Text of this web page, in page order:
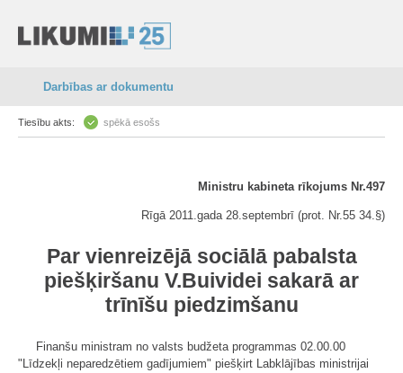
Darbības ar dokumentu
Tiesību akts: spēkā esošs
Ministru kabineta rīkojums Nr.497
Rīgā 2011.gada 28.septembrī (prot. Nr.55 34.§)
Par vienreizējā sociālā pabalsta
piešķiršanu V.Buividei sakarā ar
trīnīšu piedzimšanu
Finanšu ministram no valsts budžeta programmas 02.00.00
"Līdzekļi neparedzētiem gadījumiem" piešķirt Labklājības ministrijai